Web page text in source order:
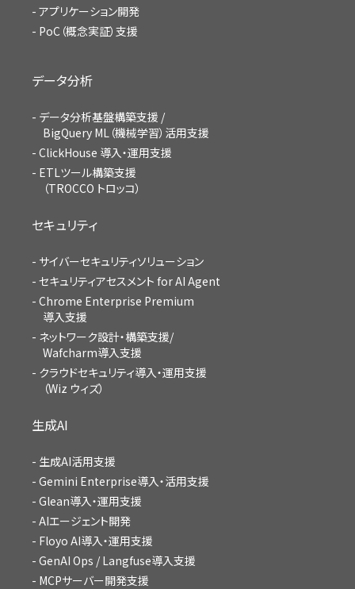
アプリケーション開発
PoC（概念実証）支援
データ分析
データ分析基盤構築支援 /
BigQuery ML（機械学習）活用支援
ClickHouse 導入・運用支援
ETLツール構築支援
（TROCCO トロッコ）
セキュリティ
サイバーセキュリティソリューション
セキュリティアセスメント for AI Agent
Chrome Enterprise Premium
導入支援
ネットワーク設計・構築支援/
Wafcharm導入支援
クラウドセキュリティ導入・運用支援
（Wiz ウィズ）
生成AI
生成AI活用支援
Gemini Enterprise導入・活用支援
Glean導入・運用支援
AIエージェント開発
Floyo AI導入・運用支援
GenAI Ops / Langfuse導入支援
MCPサーバー開発支援